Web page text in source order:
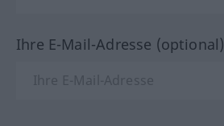
Ihre E-Mail-Adresse (optional)